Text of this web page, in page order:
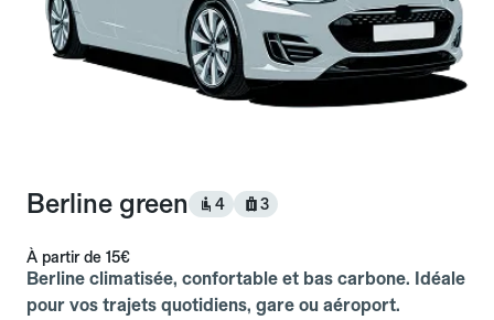
Berline green 4 3
À partir de 15€
Berline climatisée, confortable et bas carbone. Idéale
pour vos trajets quotidiens, gare ou aéroport.